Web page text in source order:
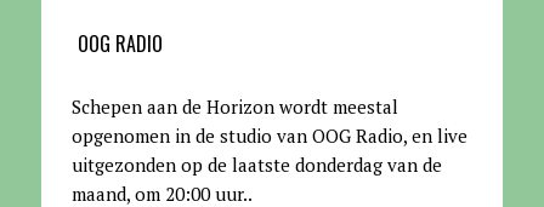
OOG RADIO
Schepen aan de Horizon wordt meestal
opgenomen in de studio van OOG Radio, en live
uitgezonden op de laatste donderdag van de
maand, om 20:00 uur..